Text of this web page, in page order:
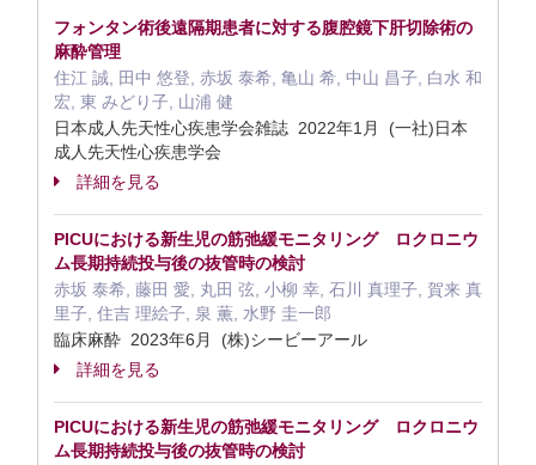
フォンタン術後遠隔期患者に対する腹腔鏡下肝切除術の
麻酔管理
住江 誠, 田中 悠登, 赤坂 泰希, 亀山 希, 中山 昌子, 白水 和
宏, 東 みどり子, 山浦 健
日本成人先天性心疾患学会雑誌 2022年1月 (一社)日本
成人先天性心疾患学会
詳細を見る
PICUにおける新生児の筋弛緩モニタリング ロクロニウ
ム長期持続投与後の抜管時の検討
赤坂 泰希, 藤田 愛, 丸田 弦, 小柳 幸, 石川 真理子, 賀来 真
里子, 住吉 理絵子, 泉 薫, 水野 圭一郎
臨床麻酔 2023年6月 (株)シービーアール
詳細を見る
PICUにおける新生児の筋弛緩モニタリング ロクロニウ
ム長期持続投与後の抜管時の検討